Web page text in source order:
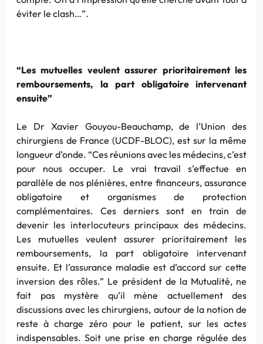
éviter le clash…”.
“Les mutuelles veulent assurer prioritairement les
remboursements, la part obligatoire intervenant
ensuite”
Le Dr Xavier Gouyou-Beauchamp, de l’Union des
chirurgiens de France (UCDF-BLOC), est sur la même
longueur d’onde. “Ces réunions avec les médecins, c’est
pour nous occuper. Le vrai travail s’effectue en
parallèle de nos plénières, entre financeurs, assurance
obligatoire et organismes de protection
complémentaires. Ces derniers sont en train de
devenir les interlocuteurs principaux des médecins.
Les mutuelles veulent assurer prioritairement les
remboursements, la part obligatoire intervenant
ensuite. Et l’assurance maladie est d’accord sur cette
inversion des rôles.” Le président de la Mutualité, ne
fait pas mystère qu’il mène actuellement des
discussions avec les chirurgiens, autour de la notion de
reste à charge zéro pour le patient, sur les actes
indispensables. Soit une prise en charge régulée des